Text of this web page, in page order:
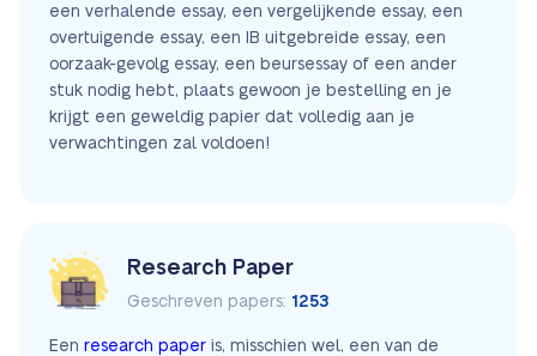
een verhalende essay, een vergelijkende essay, een
overtuigende essay, een IB uitgebreide essay, een
oorzaak-gevolg essay, een beursessay of een ander
stuk nodig hebt, plaats gewoon je bestelling en je
krijgt een geweldig papier dat volledig aan je
verwachtingen zal voldoen!
Research Paper
Geschreven papers: 1253
Een research paper is, misschien wel, een van de